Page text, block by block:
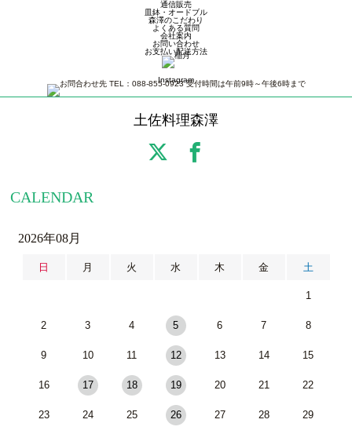
通信販売
皿鉢・オードブル
森澤のこだわり
よくある質問
会社案内
お問い合わせ
お支払い配送方法
Instagram
土佐料理森澤
CALENDAR
2026年08月
日 月 火 水 木 金 土
1
2 3 4 5 6 7 8
9 10 11 12 13 14 15
16 17 18 19 20 21 22
23 24 25 26 27 28 29